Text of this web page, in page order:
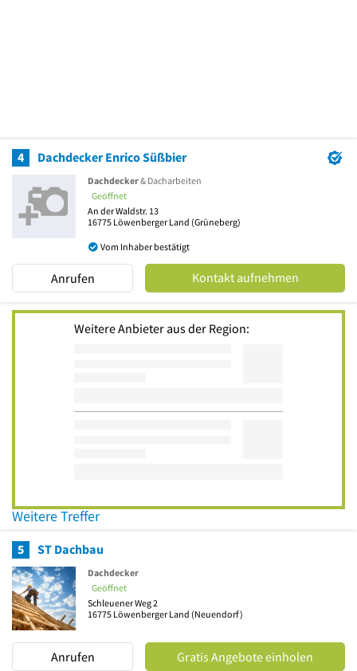
4 Dachdecker Enrico Süßbier
Dachdecker& Dacharbeiten
Geöffnet
An der Waldstr. 13
16775 Löwenberger Land (Grüneberg)
Vom Inhaber bestätigt
Anrufen Kontakt aufnehmen
Weitere Anbieter aus der Region:
Weitere Treffer
5 ST Dachbau
Dachdecker
Geöffnet
Schleuener Weg 2
16775 Löwenberger Land (Neuendorf)
Anrufen Gratis Angebote einholen